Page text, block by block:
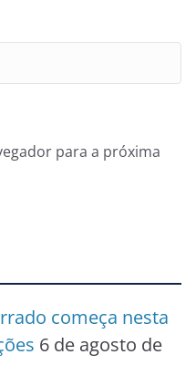
para a próxima
começa nesta
6 de agosto de